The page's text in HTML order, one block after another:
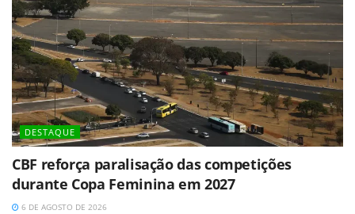
DESTAQUE
CBF reforça paralisação das competições
durante Copa Feminina em 2027
6 DE AGOSTO DE 2026